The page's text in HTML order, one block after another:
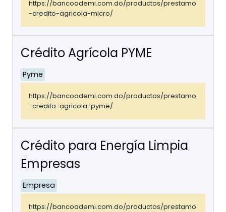
https://bancoademi.com.do/productos/prestamo
-credito-agricola-micro/
Crédito Agrícola PYME
Pyme
https://bancoademi.com.do/productos/prestamo
-credito-agricola-pyme/
Crédito para Energía Limpia
Empresas
Empresa
https://bancoademi.com.do/productos/prestamo